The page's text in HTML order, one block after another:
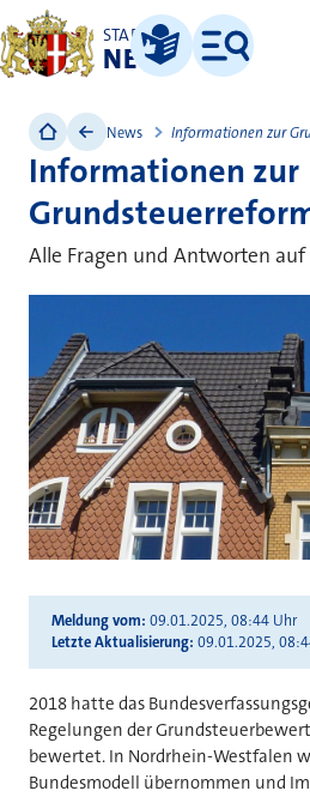
STADT
NEUSS
Leichte Sprache
Menü
News Informationen zur
Informationen zur
Alle Fragen und Antworten auf
Meldung vom 09.01.2025, 08:44 Uhr
Letzte Aktualisierung 09.01.2025,
2018 hatte das
Regelungen der
bewertet. In Nordrhein-Westfalen
Bundesmodell übernommen und